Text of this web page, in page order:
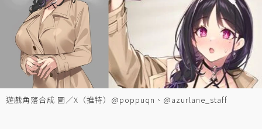
遊戲角落合成 圖／X（推特）@poppuqn、@azurlane_staff